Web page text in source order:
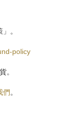
。
policy
。
們。